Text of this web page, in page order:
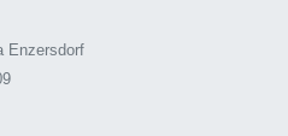
Enzersdorf